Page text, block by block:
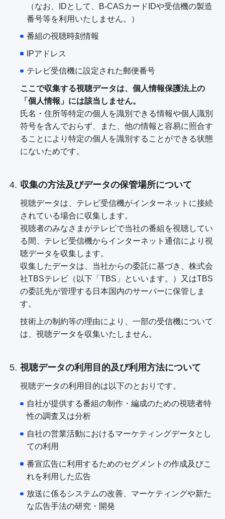
（なお、IDとして、B-CASカードIDや受信機の製造
番号等を利用いたしません。）
番組の視聴時刻情報
IPアドレス
テレビ受信機に設定された郵便番号
ここで収集する視聴データは、個人情報保護法上の
「個人情報」には該当しません。
氏名・住所等特定の個人を識別できる情報や個人識別
符号を含んでおらず、また、他の情報と容易に照合す
ることにより特定の個人を識別することができる状態
にないためです。
収集の方法及びデータの保管場所について
視聴データは、テレビ受信機がインターネットに接続
されている場合に収集します。
視聴者のみなさまがテレビで当社の番組を視聴してい
る間、テレビ受信機からインターネット通信により視
聴データを収集します。
収集したデータは、当社からの委託に基づき、株式会
社TBSテレビ（以下「TBS」といいます。）又はTBS
の委託先が管理する日本国内のサーバーに保管しま
す。
技術上の制約等の理由により、一部の受信機について
は、視聴データを収集いたしません。
視聴データの利用目的及び利用方法について
視聴データの利用目的は以下のとおりです。
自社が提供する番組の制作・編成のための視聴者特
性の調査又は分析
自社の営業活動におけるマーケティングデータとし
ての利用
番宣広告に利用するためのセグメントの作成及びこ
れを利用した広告
放送に係るシステムの改善、マーケティングや新た
な広告手法の研究・開発